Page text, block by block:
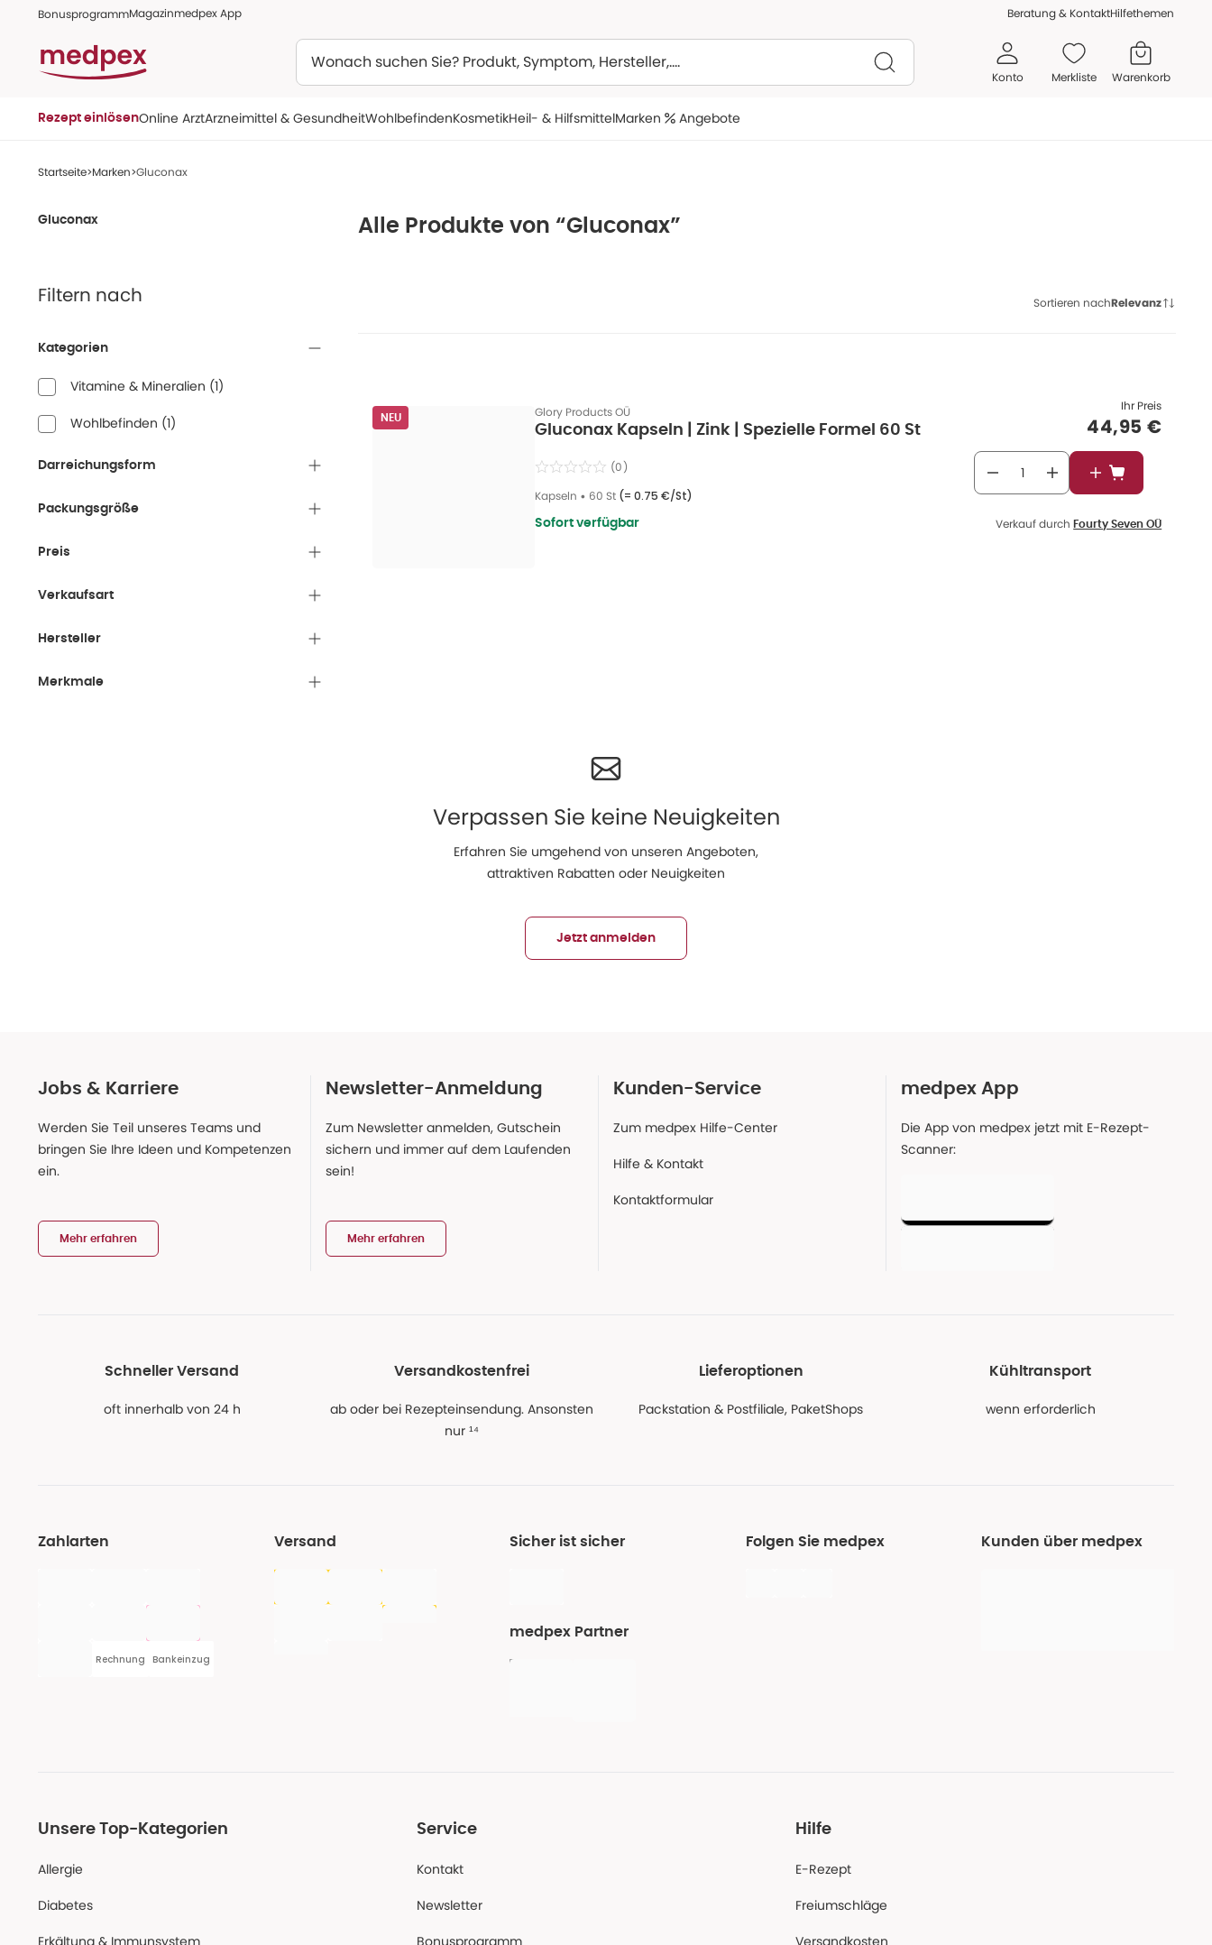
BonusprogrammMagazinmedpex App Beratung & KontaktHilfethemen
Konto Merkliste Warenkorb
Rezept einlösenOnline ArztArzneimittel & GesundheitWohlbefindenKosmetikHeil- & HilfsmittelMarken Angebote
Startseite Marken Gluconax
Alle Produkte von “Gluconax”
Gluconax
Filtern nach
Kategorien
Vitamine & Mineralien (1)
Wohlbefinden (1)
Darreichungsform
Packungsgröße
Preis
Verkaufsart
Hersteller
Merkmale
Sortieren nachRelevanz
NEU Glory Products OÜ
Gluconax Kapseln | Zink | Spezielle Formel 60 St
(0)
Kapseln • 60 St (= 0.75 €/St)
Sofort verfügbar
Ihr Preis
44,95 €
In den
Verkauf durch Fourty Seven OÜ
Verpassen Sie keine Neuigkeiten
Erfahren Sie umgehend von unseren Angeboten,
attraktiven Rabatten oder Neuigkeiten
Jetzt anmelden
Jobs & Karriere
Werden Sie Teil unseres Teams und
bringen Sie Ihre Ideen und Kompetenzen
ein.
Mehr erfahren
Newsletter-Anmeldung
Zum Newsletter anmelden, Gutschein
sichern und immer auf dem Laufenden
sein!
Mehr erfahren
Kunden-Service
Zum medpex Hilfe-Center
Hilfe & Kontakt
Kontaktformular
medpex App
Die App von medpex jetzt mit E-Rezept-
Scanner:
Schneller Versand
oft innerhalb von 24 h
Versandkostenfrei
ab oder bei Rezepteinsendung. Ansonsten
nur ¹⁴
Lieferoptionen
Packstation & Postfiliale, PaketShops
Kühltransport
wenn erforderlich
Zahlarten
Rechnung Bankeinzug
Versand Sicher ist sicher
medpex Partner
Folgen Sie medpex Kunden über medpex
Unsere Top-Kategorien
Allergie
Diabetes
Service
Kontakt
Newsletter
Hilfe
E-Rezept
Freiumschläge